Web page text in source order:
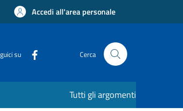
Accedi all'area personale
su Cerca
Tutti gli argomenti